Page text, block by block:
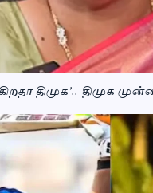
திமுக’.. திமுக